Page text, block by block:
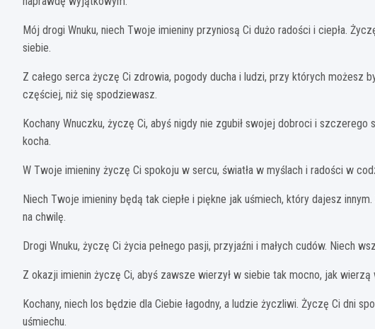
Mój drogi Wnuku, niech Twoje imieniny przyniosą Ci dużo radości i ciepła.
siebie.
Z całego serca życzę Ci zdrowia, pogody ducha i ludzi, przy których możesz
częściej, niż się spodziewasz.
Kochany Wnuczku, życzę Ci, abyś nigdy nie zgubił swojej dobroci i szczerego
kocha.
W Twoje imieniny życzę Ci spokoju w sercu, światła w myślach i radości w
Niech Twoje imieniny będą tak ciepłe i piękne jak uśmiech, który dajesz
na chwilę.
Drogi Wnuku, życzę Ci życia pełnego pasji, przyjaźni i małych cudów. Niech
Z okazji imienin życzę Ci, abyś zawsze wierzył w siebie tak mocno, jak
Kochany, niech los będzie dla Ciebie łagodny, a ludzie życzliwi. Życzę Ci dni
uśmiechu.